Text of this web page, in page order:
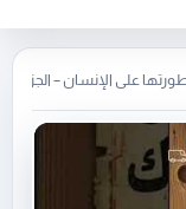
على الإنسان – الجزء 2